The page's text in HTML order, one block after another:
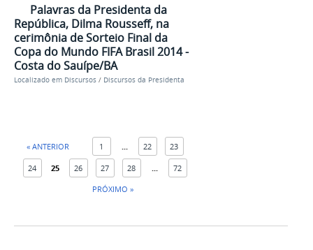
Palavras da Presidenta da
República, Dilma Rousseff, na
cerimônia de Sorteio Final da
Copa do Mundo FIFA Brasil 2014 -
Costa do Sauípe/BA
Localizado em Discursos / Discursos da Presidenta
« ANTERIOR 1 ... 22 23
24 25 26 27 28 ...
72
PRÓXIMO »